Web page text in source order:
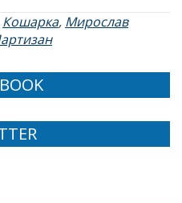
Кошарка, Мирослав